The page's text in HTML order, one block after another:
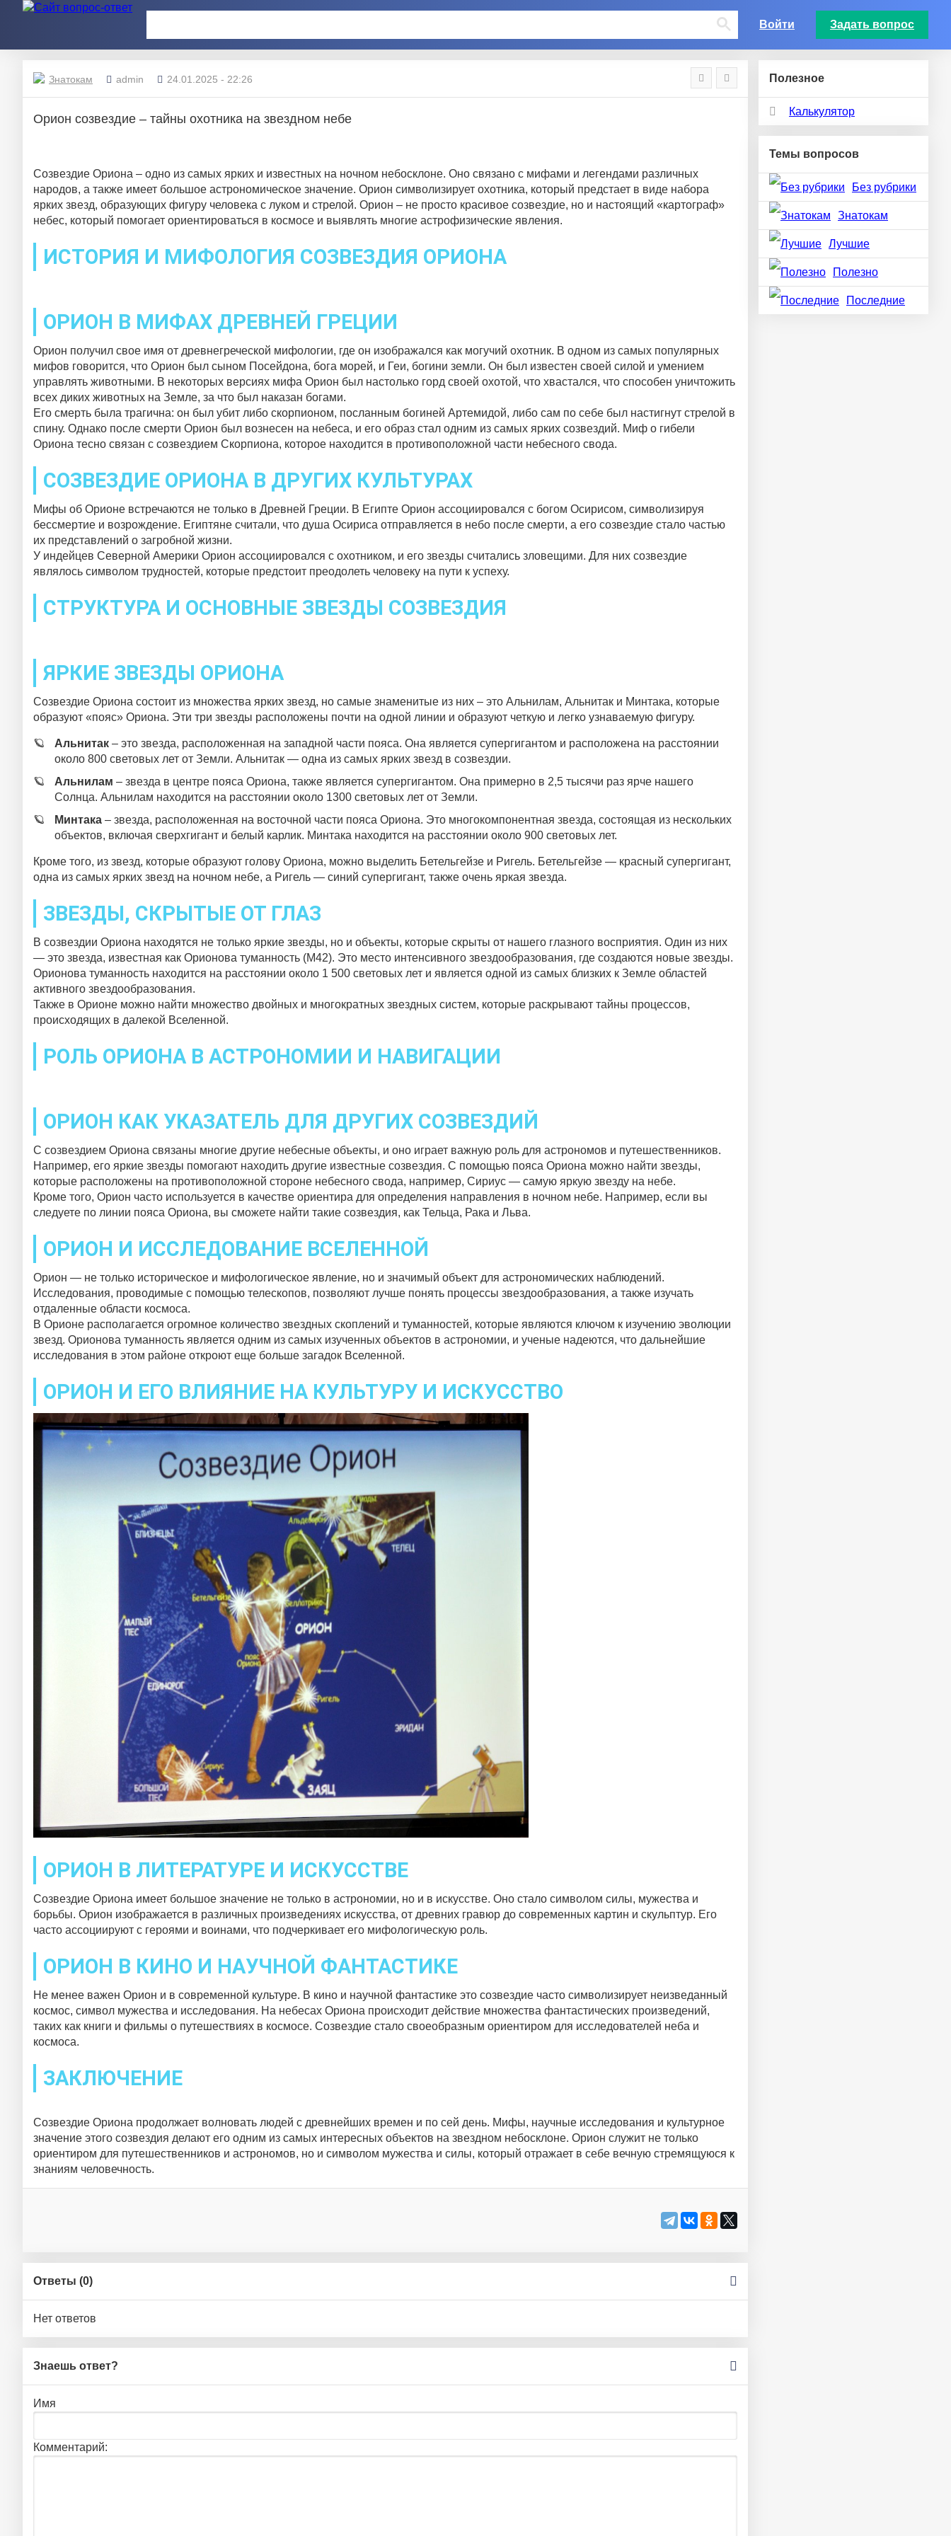
Войти Задать вопрос
Полезное
Калькулятор
Темы вопросов
Без рубрики
Знатокам
Лучшие
Полезно
Последние
Знатокам admin 24.01.2025 - 22:26
Орион созвездие – тайны охотника на звездном небе
Созвездие Ориона – одно из самых ярких и известных на ночном небосклоне. Оно связано с мифами и легендами различных
народов, а также имеет большое астрономическое значение. Орион символизирует охотника, который предстает в виде набора
ярких звезд, образующих фигуру человека с луком и стрелой. Орион – не просто красивое созвездие, но и настоящий «картограф»
небес, который помогает ориентироваться в космосе и выявлять многие астрофизические явления.
ИСТОРИЯ И МИФОЛОГИЯ СОЗВЕЗДИЯ ОРИОНА
ОРИОН В МИФАХ ДРЕВНЕЙ ГРЕЦИИ
Орион получил свое имя от древнегреческой мифологии, где он изображался как могучий охотник. В одном из самых популярных
мифов говорится, что Орион был сыном Посейдона, бога морей, и Геи, богини земли. Он был известен своей силой и умением
управлять животными. В некоторых версиях мифа Орион был настолько горд своей охотой, что хвастался, что способен уничтожить
всех диких животных на Земле, за что был наказан богами.
Его смерть была трагична: он был убит либо скорпионом, посланным богиней Артемидой, либо сам по себе был настигнут стрелой в
спину. Однако после смерти Орион был вознесен на небеса, и его образ стал одним из самых ярких созвездий. Миф о гибели
Ориона тесно связан с созвездием Скорпиона, которое находится в противоположной части небесного свода.
СОЗВЕЗДИЕ ОРИОНА В ДРУГИХ КУЛЬТУРАХ
Мифы об Орионе встречаются не только в Древней Греции. В Египте Орион ассоциировался с богом Осирисом, символизируя
бессмертие и возрождение. Египтяне считали, что душа Осириса отправляется в небо после смерти, а его созвездие стало частью
их представлений о загробной жизни.
У индейцев Северной Америки Орион ассоциировался с охотником, и его звезды считались зловещими. Для них созвездие
являлось символом трудностей, которые предстоит преодолеть человеку на пути к успеху.
СТРУКТУРА И ОСНОВНЫЕ ЗВЕЗДЫ СОЗВЕЗДИЯ
ЯРКИЕ ЗВЕЗДЫ ОРИОНА
Созвездие Ориона состоит из множества ярких звезд, но самые знаменитые из них – это Альнилам, Альнитак и Минтака, которые
образуют «пояс» Ориона. Эти три звезды расположены почти на одной линии и образуют четкую и легко узнаваемую фигуру.
Альнитак – это звезда, расположенная на западной части пояса. Она является супергигантом и расположена на расстоянии
около 800 световых лет от Земли. Альнитак — одна из самых ярких звезд в созвездии.
Альнилам – звезда в центре пояса Ориона, также является супергигантом. Она примерно в 2,5 тысячи раз ярче нашего
Солнца. Альнилам находится на расстоянии около 1300 световых лет от Земли.
Минтака – звезда, расположенная на восточной части пояса Ориона. Это многокомпонентная звезда, состоящая из нескольких
объектов, включая сверхгигант и белый карлик. Минтака находится на расстоянии около 900 световых лет.
Кроме того, из звезд, которые образуют голову Ориона, можно выделить Бетельгейзе и Ригель. Бетельгейзе — красный супергигант,
одна из самых ярких звезд на ночном небе, а Ригель — синий супергигант, также очень яркая звезда.
ЗВЕЗДЫ, СКРЫТЫЕ ОТ ГЛАЗ
В созвездии Ориона находятся не только яркие звезды, но и объекты, которые скрыты от нашего глазного восприятия. Один из них
— это звезда, известная как Орионова туманность (M42). Это место интенсивного звездообразования, где создаются новые звезды.
Орионова туманность находится на расстоянии около 1 500 световых лет и является одной из самых близких к Земле областей
активного звездообразования.
Также в Орионе можно найти множество двойных и многократных звездных систем, которые раскрывают тайны процессов,
происходящих в далекой Вселенной.
РОЛЬ ОРИОНА В АСТРОНОМИИ И НАВИГАЦИИ
ОРИОН КАК УКАЗАТЕЛЬ ДЛЯ ДРУГИХ СОЗВЕЗДИЙ
С созвездием Ориона связаны многие другие небесные объекты, и оно играет важную роль для астрономов и путешественников.
Например, его яркие звезды помогают находить другие известные созвездия. С помощью пояса Ориона можно найти звезды,
которые расположены на противоположной стороне небесного свода, например, Сириус — самую яркую звезду на небе.
Кроме того, Орион часто используется в качестве ориентира для определения направления в ночном небе. Например, если вы
следуете по линии пояса Ориона, вы сможете найти такие созвездия, как Тельца, Рака и Льва.
ОРИОН И ИССЛЕДОВАНИЕ ВСЕЛЕННОЙ
Орион — не только историческое и мифологическое явление, но и значимый объект для астрономических наблюдений.
Исследования, проводимые с помощью телескопов, позволяют лучше понять процессы звездообразования, а также изучать
отдаленные области космоса.
В Орионе располагается огромное количество звездных скоплений и туманностей, которые являются ключом к изучению эволюции
звезд. Орионова туманность является одним из самых изученных объектов в астрономии, и ученые надеются, что дальнейшие
исследования в этом районе откроют еще больше загадок Вселенной.
ОРИОН И ЕГО ВЛИЯНИЕ НА КУЛЬТУРУ И ИСКУССТВО
ОРИОН В ЛИТЕРАТУРЕ И ИСКУССТВЕ
Созвездие Ориона имеет большое значение не только в астрономии, но и в искусстве. Оно стало символом силы, мужества и
борьбы. Орион изображается в различных произведениях искусства, от древних гравюр до современных картин и скульптур. Его
часто ассоциируют с героями и воинами, что подчеркивает его мифологическую роль.
ОРИОН В КИНО И НАУЧНОЙ ФАНТАСТИКЕ
Не менее важен Орион и в современной культуре. В кино и научной фантастике это созвездие часто символизирует неизведанный
космос, символ мужества и исследования. На небесах Ориона происходит действие множества фантастических произведений,
таких как книги и фильмы о путешествиях в космосе. Созвездие стало своеобразным ориентиром для исследователей неба и
космоса.
ЗАКЛЮЧЕНИЕ
Созвездие Ориона продолжает волновать людей с древнейших времен и по сей день. Мифы, научные исследования и культурное
значение этого созвездия делают его одним из самых интересных объектов на звездном небосклоне. Орион служит не только
ориентиром для путешественников и астрономов, но и символом мужества и силы, который отражает в себе вечную стремящуюся к
знаниям человечность.
Ответы (0)
Нет ответов
Знаешь ответ?
Имя
Комментарий: